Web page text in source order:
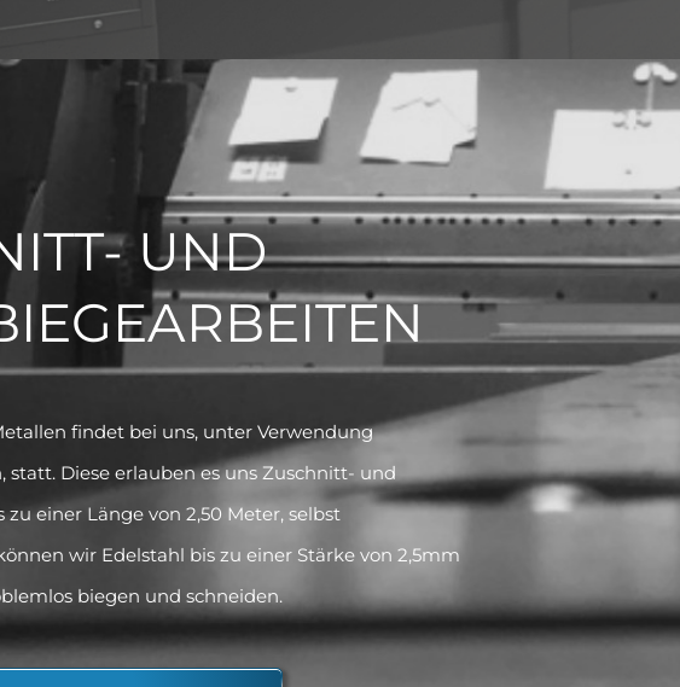
UND
findet bei uns, unter Verwendung
statt. Diese erlauben es uns Zuschnitt- und
einer Länge von 2,50 Meter, selbst
wir Edelstahl bis zu einer Stärke von 2,5mm
biegen und schneiden.